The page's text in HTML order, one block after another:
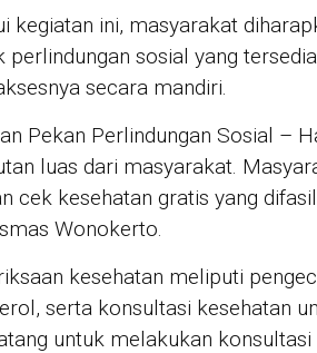
kegiatan ini, masyarakat
perlindungan sosial yang
secara mandiri.
Pekan Perlindungan Sosial –
luas dari masyarakat.
cek kesehatan gratis yang
Wonokerto.
kesehatan meliputi
serta konsultasi kesehatan
untuk melakukan